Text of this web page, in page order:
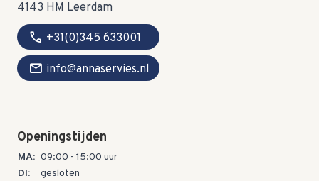
4143 HM Leerdam
call +31(0)345 633001
mail info@annaservies.nl
Openingstijden
MA: 09:00 - 15:00 uur
DI:
gesloten